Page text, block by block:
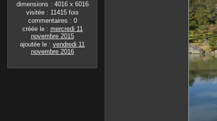
dimensions : 4016 x 6016
visitée : 11415 fois
commentaires : 0
créée le : mercredi 11
novembre 2015
ajoutée le : vendredi 11
novembre 2016